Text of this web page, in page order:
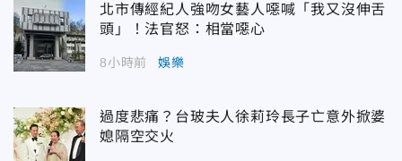
北市傳經紀人強吻女藝人噁喊「我又沒伸舌
頭」！法官怒：相當噁心
8小時前 娛樂
過度悲痛？台玻夫人徐莉玲長子亡意外掀婆
媳隔空交火